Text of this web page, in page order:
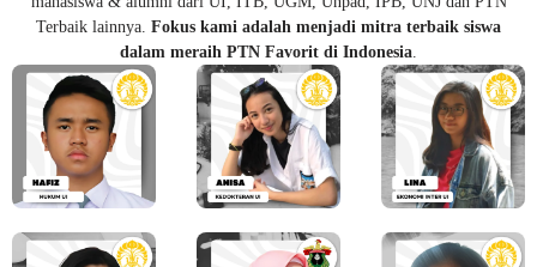
Terbaik lainnya. Fokus kami adalah menjadi mitra terbaik siswa
dalam meraih PTN Favorit di Indonesia